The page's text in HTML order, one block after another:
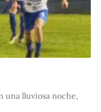
una lluviosa noche,